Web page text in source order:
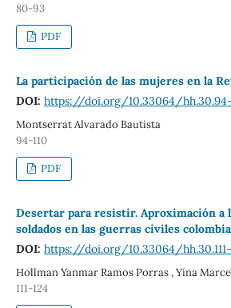
80-93
PDF
La participación de las mujeres en la
DOI: https://doi.org/10.33064/hh.30.94-
Montserrat Alvarado Bautista
94-110
PDF
Desertar para resistir. Aproximación a
soldados en las guerras civiles
DOI: https://doi.org/10.33064/hh.30.111-
Hollman Yanmar Ramos Porras , Yina
111-124